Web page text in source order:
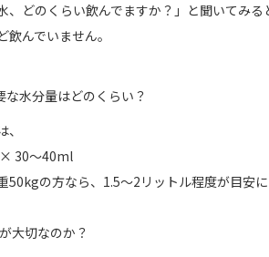
、どのくらい飲んでますか？」と聞いてみる
飲んでいません。
水分量はどのくらい？
30〜40ml
50kgの方なら、1.5〜2リットル程度が目安に
大切なのか？